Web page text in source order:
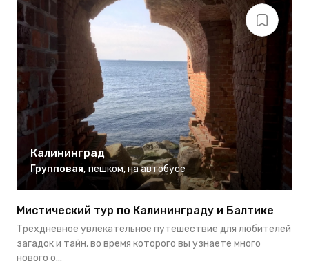
Калининград
Групповая, пешком, на автобусе
Мистический тур по Калининграду и Балтике
Трехдневное увлекательное путешествие для любителей
загадок и тайн, во время которого вы узнаете много
нового о...